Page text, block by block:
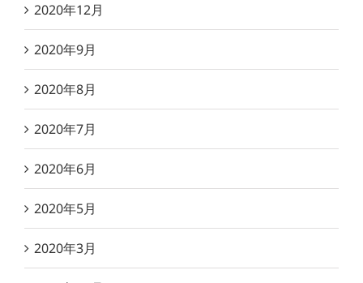
2020年12月
2020年9月
2020年8月
2020年7月
2020年6月
2020年5月
2020年3月